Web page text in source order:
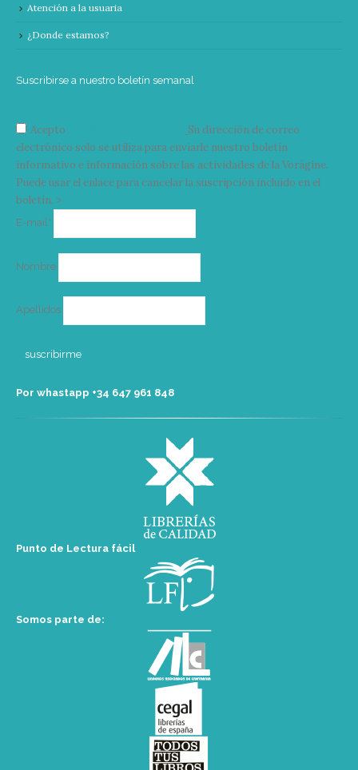
Atención a la usuaria
¿Donde estamos?
Suscribirse a nuestro boletín semanal
Acepto
Su dirección de correo
electrónico solo se utiliza para enviarle nuestro boletín
informativo e información sobre las actividades de la Vorágine.
Puede usar el enlace para cancelar la suscripción incluido en el
boletín. >
E-mail*
Nombre
Apellidos
Por whastapp +34 ‭647 961 848‬
Punto de Lectura fácil
Somos parte de: